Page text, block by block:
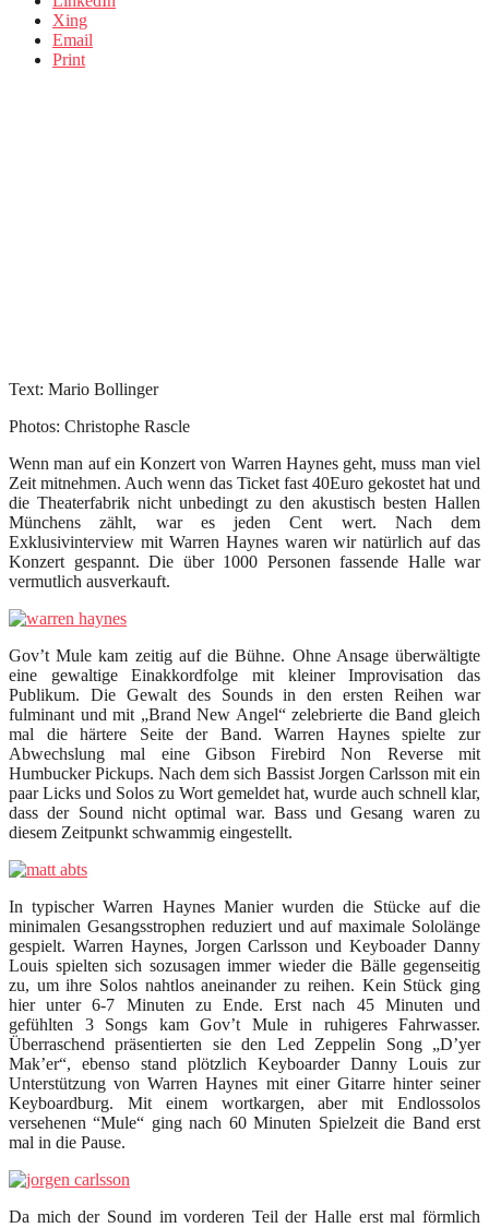
Xing
Email
Print
Text: Mario Bollinger
Photos: Christophe Rascle
Wenn man auf ein Konzert von Warren Haynes geht, muss man viel
Zeit mitnehmen. Auch wenn das Ticket fast 40Euro gekostet hat und
die Theaterfabrik nicht unbedingt zu den akustisch besten Hallen
Münchens zählt, war es jeden Cent wert. Nach dem
Exklusivinterview mit Warren Haynes waren wir natürlich auf das
Konzert gespannt. Die über 1000 Personen fassende Halle war
vermutlich ausverkauft.
Gov’t Mule kam zeitig auf die Bühne. Ohne Ansage überwältigte
eine gewaltige Einakkordfolge mit kleiner Improvisation das
Publikum. Die Gewalt des Sounds in den ersten Reihen war
fulminant und mit „Brand New Angel“ zelebrierte die Band gleich
mal die härtere Seite der Band. Warren Haynes spielte zur
Abwechslung mal eine Gibson Firebird Non Reverse mit
Humbucker Pickups. Nach dem sich Bassist Jorgen Carlsson mit ein
paar Licks und Solos zu Wort gemeldet hat, wurde auch schnell klar,
dass der Sound nicht optimal war. Bass und Gesang waren zu
diesem Zeitpunkt schwammig eingestellt.
In typischer Warren Haynes Manier wurden die Stücke auf die
minimalen Gesangsstrophen reduziert und auf maximale Sololänge
gespielt. Warren Haynes, Jorgen Carlsson und Keyboader Danny
Louis spielten sich sozusagen immer wieder die Bälle gegenseitig
zu, um ihre Solos nahtlos aneinander zu reihen. Kein Stück ging
hier unter 6-7 Minuten zu Ende. Erst nach 45 Minuten und
gefühlten 3 Songs kam Gov’t Mule in ruhigeres Fahrwasser.
Überraschend präsentierten sie den Led Zeppelin Song „D’yer
Mak’er“, ebenso stand plötzlich Keyboarder Danny Louis zur
Unterstützung von Warren Haynes mit einer Gitarre hinter seiner
Keyboardburg. Mit einem wortkargen, aber mit Endlossolos
versehenen “Mule“ ging nach 60 Minuten Spielzeit die Band erst
mal in die Pause.
Da mich der Sound im vorderen Teil der Halle erst mal förmlich